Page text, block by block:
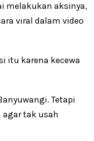
melakukan aksinya,
viral dalam video
itu karena kecewa
Tetapi
tak usah